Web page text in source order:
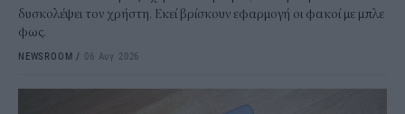
δυσκολέψει τον χρήστη. Εκεί βρίσκουν εφαρμογή οι φακοί με μπλε
φως.
NEWSROOM / 06 Αυγ 2026